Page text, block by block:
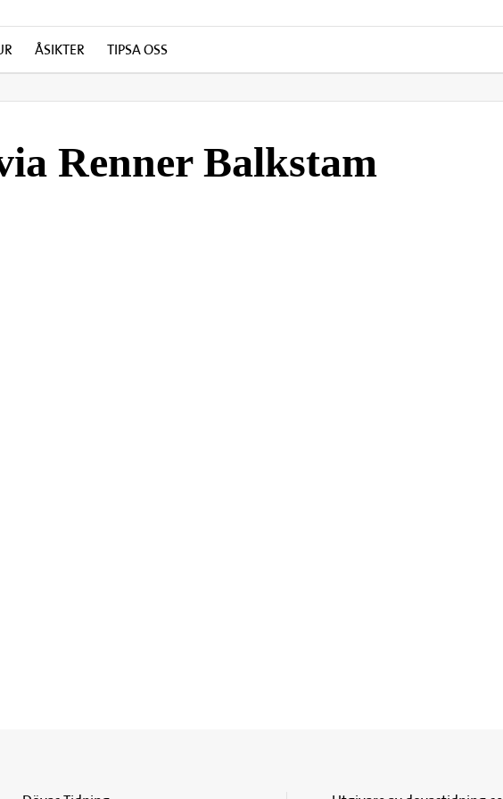
ÅSIKTER TIPSA OSS
Renner Balkstam